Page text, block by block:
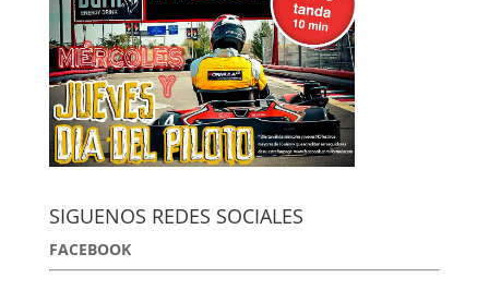
SIGUENOS REDES SOCIALES
FACEBOOK